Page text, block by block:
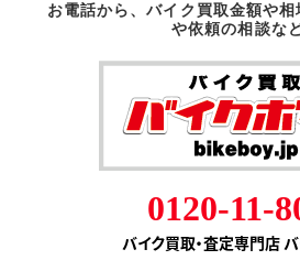
お電話から、バイク買取金額や
や依頼の相談な
0120-11-
バイク買取・査定専門店